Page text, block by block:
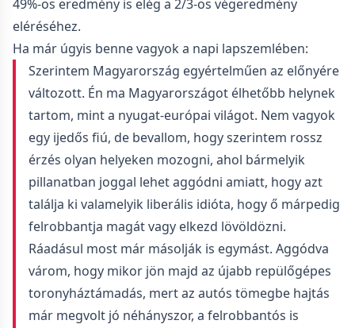
49%-os eredmény is elég a 2/3-os végeredmény
eléréséhez.
Ha már úgyis benne vagyok a napi lapszemlében:
Szerintem Magyarország egyértelműen az előnyére
változott. Én ma Magyarországot élhetőbb helynek
tartom, mint a nyugat-európai világot. Nem vagyok
egy ijedős fiú, de bevallom, hogy szerintem rossz
érzés olyan helyeken mozogni, ahol bármelyik
pillanatban joggal lehet aggódni amiatt, hogy azt
találja ki valamelyik liberális idióta, hogy ő márpedig
felrobbantja magát vagy elkezd lövöldözni.
Ráadásul most már másolják is egymást. Aggódva
várom, hogy mikor jön majd az újabb repülőgépes
toronyháztámadás, mert az autós tömegbe hajtás
már megvolt jó néhányszor, a felrobbantós is